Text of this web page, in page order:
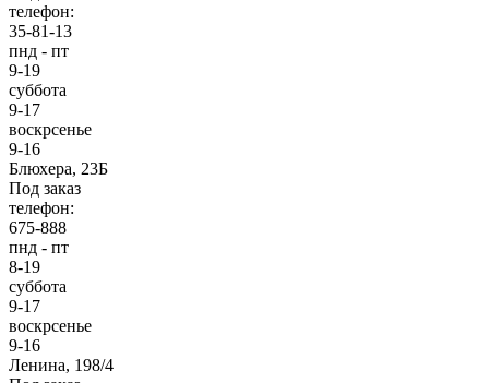
телефон:
35-81-13
пнд - пт
9-19
суббота
9-17
воскрсенье
9-16
Блюхера, 23Б
Под заказ
телефон:
675-888
пнд - пт
8-19
суббота
9-17
воскрсенье
9-16
Ленина, 198/4